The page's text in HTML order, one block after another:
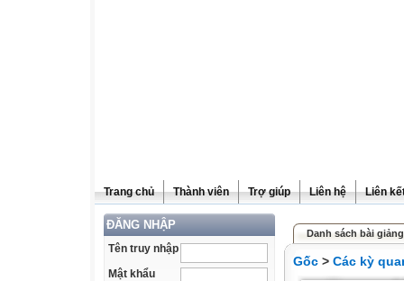
Trang chủ Thành viên Trợ giúp Liên hệ Liên
ĐĂNG NHẬP
Tên truy nhập
Mật khẩu
Danh sách bài
Gốc > Các kỳ